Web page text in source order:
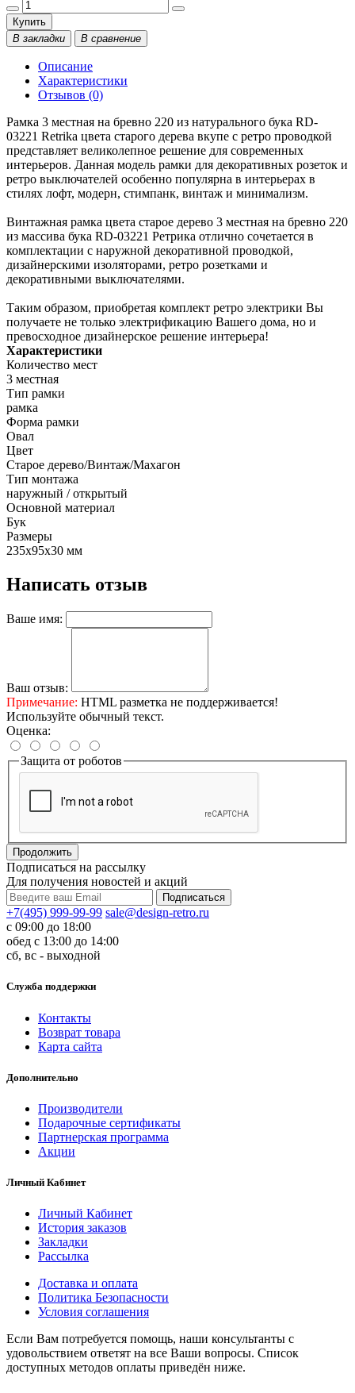
Купить
В закладки
В сравнение
Описание
Характеристики
Отзывов (0)
Рамка 3 местная на бревно 220 из натурального бука RD-
03221 Retrika цвета старого дерева вкупе с ретро проводкой
представляет великолепное решение для современных
интерьеров. Данная модель рамки для декоративных розеток и
ретро выключателей особенно популярна в интерьерах в
стилях лофт, модерн, стимпанк, винтаж и минимализм.
Винтажная рамка цвета старое дерево 3 местная на бревно 220
из массива бука RD-03221 Ретрика отлично сочетается в
комплектации с наружной декоративной проводкой,
дизайнерскими изоляторами, ретро розетками и
декоративными выключателями.
Таким образом, приобретая комплект ретро электрики Вы
получаете не только электрификацию Вашего дома, но и
превосходное дизайнерское решение интерьера!
Характеристики
Количество мест
3 местная
Тип рамки
рамка
Форма рамки
Овал
Цвет
Старое дерево/Винтаж/Махагон
Тип монтажа
наружный / открытый
Основной материал
Бук
Размеры
235х95х30 мм
Написать отзыв
Ваше имя:
Ваш отзыв:
Примечание: HTML разметка не поддерживается!
Используйте обычный текст.
Оценка:
Защита от роботов
Продолжить
Подписаться на рассылку
Для получения новостей и акций
+7(495) 999-99-99 sale@design-retro.ru
с 09:00 до 18:00
обед с 13:00 до 14:00
сб, вс - выходной
Служба поддержки
Контакты
Возврат товара
Карта сайта
Дополнительно
Производители
Подарочные сертификаты
Партнерская программа
Акции
Личный Кабинет
Личный Кабинет
История заказов
Закладки
Рассылка
Доставка и оплата
Политика Безопасности
Условия соглашения
Если Вам потребуется помощь, наши консультанты с
удовольствием ответят на все Ваши вопросы. Список
доступных методов оплаты приведён ниже.